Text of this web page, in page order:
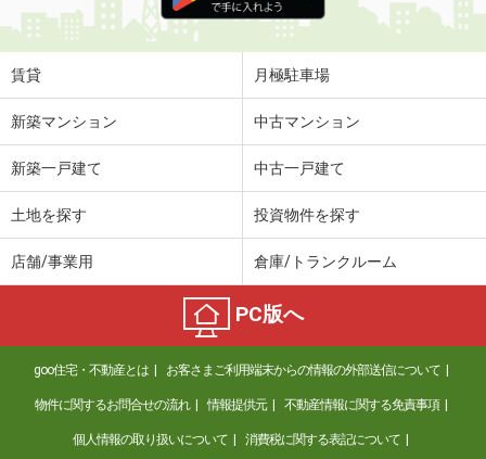
賃貸 月極駐車場
新築マンション 中古マンション
新築一戸建て 中古一戸建て
土地を探す 投資物件を探す
店舗/事業用 倉庫/トランクルーム
PC版へ
goo住宅・不動産とは お客さまご利用端末からの情報の外部送信について
物件に関するお問合せの流れ 情報提供元 不動産情報に関する免責事項
個人情報の取り扱いについて 消費税に関する表記について